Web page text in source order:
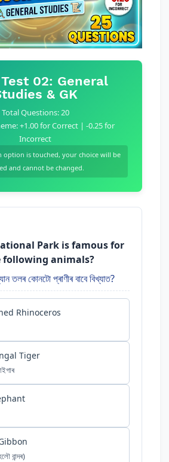
02: General
& GK
Total Questions: 20
+1.00 for Correct | -0.25 for
Incorrect
option is touched, your choice will be
and cannot be changed.
Park is famous for
animals?
তলৰ কোনটো প্ৰাণীৰ বাবে বিখ্যাত?
Rhinoceros
Tiger
বান্দৰ)